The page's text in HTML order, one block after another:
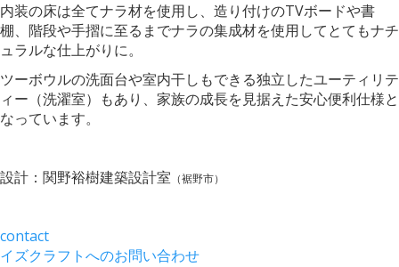
内装の床は全てナラ材を使用し、造り付けのTVボードや書
棚、階段や手摺に至るまでナラの集成材を使用してとてもナチ
ュラルな仕上がりに。
ツーボウルの洗面台や室内干しもできる独立したユーティリテ
ィー（洗濯室）もあり、家族の成長を見据えた安心便利仕様と
なっています。
設計：関野裕樹建築設計室 （裾野市）
contact
イズクラフトへのお問い合わせ